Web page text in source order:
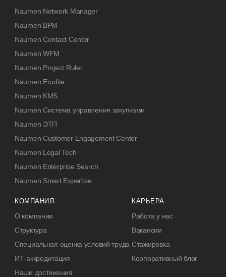
Naumen Network Manager
Naumen BPM
Naumen Contact Center
Naumen WFM
Naumen Project Ruler
Naumen Erudite
Naumen KMS
Naumen Система управления закупками
Naumen ЭТП
Naumen Customer Engagement Center
Naumen Legal Tech
Naumen Enterprise Search
Naumen Smart Expertise
КОМПАНИЯ
О компании
Структура
Специальная оценка условий труда
ИТ-аккредитация
Наши достижения
КАРЬЕРА
Работа у нас
Вакансии
Стажировка
Корпоративный блог